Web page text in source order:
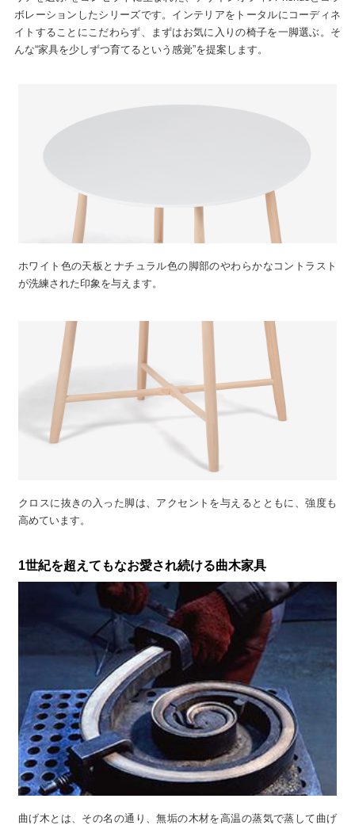
ボレーションしたシリーズです。インテリアをトータルにコーディネ
イトすることにこだわらず、まずはお気に入りの椅子を一脚選ぶ。そ
んな“家具を少しずつ育てるという感覚”を提案します。
ホワイト色の天板とナチュラル色の脚部のやわらかなコントラスト
が洗練された印象を与えます。
クロスに抜きの入った脚は、アクセントを与えるとともに、強度も
高めています。
1世紀を超えてもなお愛され続ける曲木家具
曲げ木とは、その名の通り、無垢の木材を高温の蒸気で蒸して曲げ